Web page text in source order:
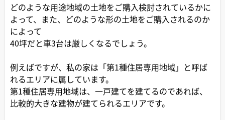
どのような用途地域の土地をご購入検討されているかに
よって、また、どのような形の土地をご購入されるのか
によって
40坪だと車3台は厳しくなるでしょう。
例えばですが、私の家は「第1種住居専用地域」と呼ば
れるエリアに属しています。
第1種住居専用地域は、一戸建てを建てるのであれば、
比較的大きな建物が建てられるエリアです。